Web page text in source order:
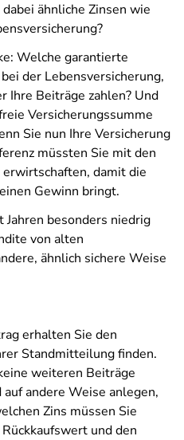
ähnliche Zinsen wie
Welche garantierte
der Lebensversicherung,
Ihre Beiträge zahlen? Und
Versicherungssumme
Sie nun Ihre Versicherung
müssten Sie mit den
damit die
Gewinn bringt.
besonders niedrig
von alten
ähnlich sichere Weise
erhalten Sie den
Standmitteilung finden.
weiteren Beiträge
andere Weise anlegen,
Zins müssen Sie
und den